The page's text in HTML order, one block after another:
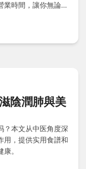
業時間，讓你無論在
陰潤肺與美
？本文从中医角度深
用，提供实用食譜和
。